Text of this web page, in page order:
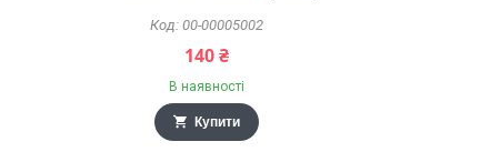
00-00005002
140 ₴
В наявності
Купити